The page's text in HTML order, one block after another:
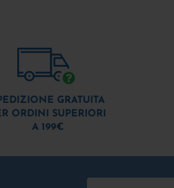
GRATUITA
ORDINI SUPERIORI
A 199€